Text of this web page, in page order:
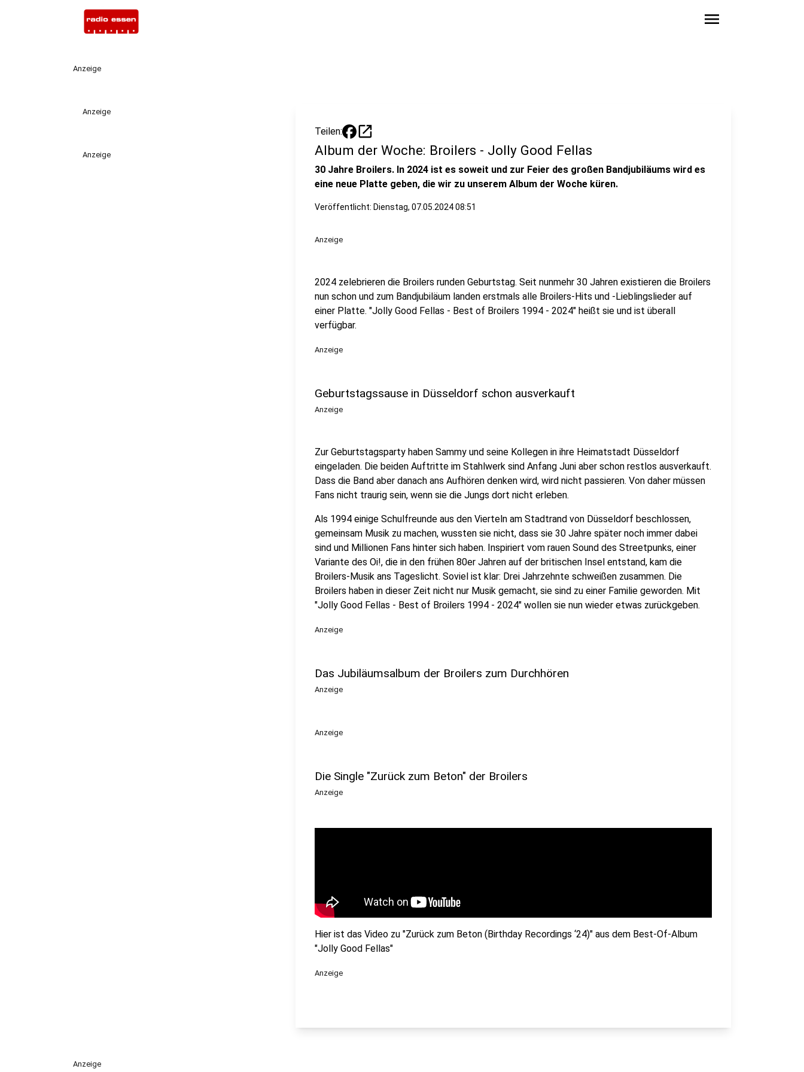
menu
Anzeige
Anzeige
Anzeige
Teilen: open_in_new
Album der Woche: Broilers - Jolly Good Fellas
30 Jahre Broilers. In 2024 ist es soweit und zur Feier des großen Bandjubiläums wird es
eine neue Platte geben, die wir zu unserem Album der Woche küren.
Veröffentlicht: Dienstag, 07.05.2024 08:51
Anzeige
2024 zelebrieren die Broilers runden Geburtstag. Seit nunmehr 30 Jahren existieren die Broilers
nun schon und zum Bandjubiläum landen erstmals alle Broilers-Hits und -Lieblingslieder auf
einer Platte. "Jolly Good Fellas - Best of Broilers 1994 - 2024" heißt sie und ist überall
verfügbar.
Anzeige
Geburtstagssause in Düsseldorf schon ausverkauft
Anzeige
Zur Geburtstagsparty haben Sammy und seine Kollegen in ihre Heimatstadt Düsseldorf
eingeladen. Die beiden Auftritte im Stahlwerk sind Anfang Juni aber schon restlos ausverkauft.
Dass die Band aber danach ans Aufhören denken wird, wird nicht passieren. Von daher müssen
Fans nicht traurig sein, wenn sie die Jungs dort nicht erleben.
Als 1994 einige Schulfreunde aus den Vierteln am Stadtrand von Düsseldorf beschlossen,
gemeinsam Musik zu machen, wussten sie nicht, dass sie 30 Jahre später noch immer dabei
sind und Millionen Fans hinter sich haben. Inspiriert vom rauen Sound des Streetpunks, einer
Variante des Oi!, die in den frühen 80er Jahren auf der britischen Insel entstand, kam die
Broilers-Musik ans Tageslicht. Soviel ist klar: Drei Jahrzehnte schweißen zusammen. Die
Broilers haben in dieser Zeit nicht nur Musik gemacht, sie sind zu einer Familie geworden. Mit
"Jolly Good Fellas - Best of Broilers 1994 - 2024" wollen sie nun wieder etwas zurückgeben.
Anzeige
Das Jubiläumsalbum der Broilers zum Durchhören
Anzeige
Anzeige
Die Single "Zurück zum Beton" der Broilers
Anzeige
Hier ist das Video zu "Zurück zum Beton (Birthday Recordings ‘24)" aus dem Best-Of-Album
"Jolly Good Fellas"
Anzeige
Anzeige